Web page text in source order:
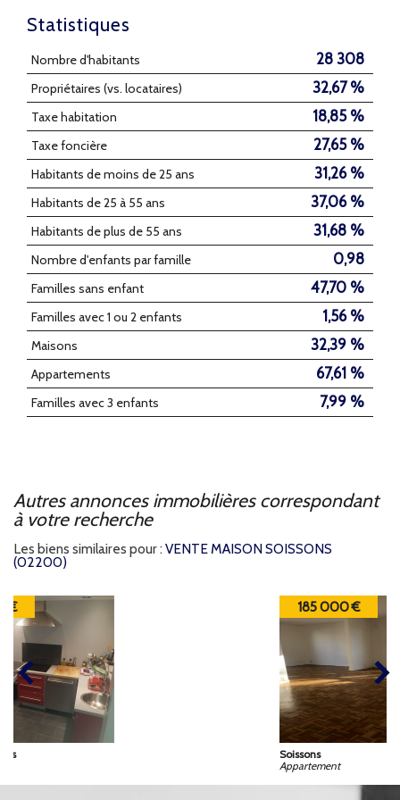
Statistiques
Nombre d'habitants 28 308
Propriétaires (vs. locataires) 32,67 %
Taxe habitation 18,85 %
Taxe foncière 27,65 %
Habitants de moins de 25 ans 31,26 %
Habitants de 25 à 55 ans 37,06 %
Habitants de plus de 55 ans 31,68 %
Nombre d'enfants par famille 0,98
Familles sans enfant 47,70 %
Familles avec 1 ou 2 enfants 1,56 %
Maisons 32,39 %
Appartements 67,61 %
Familles avec 3 enfants 7,99 %
autres annonces immobilières correspondant
à votre recherche
Les biens similaires pour :VENTE MAISON SOISSONS
(02200)